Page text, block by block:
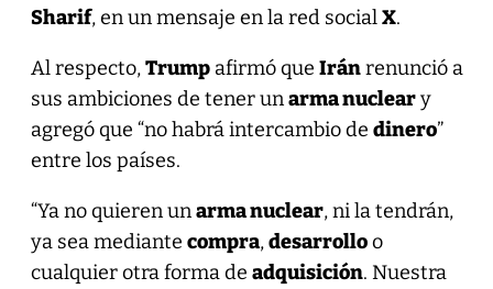
Sharif, en un mensaje en la red socialX.
Al respecto,Trumpafirmó que Iránrenunció a
sus ambiciones de tener unarma nucleary
agregó que “no habrá intercambio de dinero”
entre los países.
“Ya no quieren unarma nuclear, ni la tendrán,
ya sea mediante compra,desarrolloo
cualquier otra forma de adquisición. Nuestra